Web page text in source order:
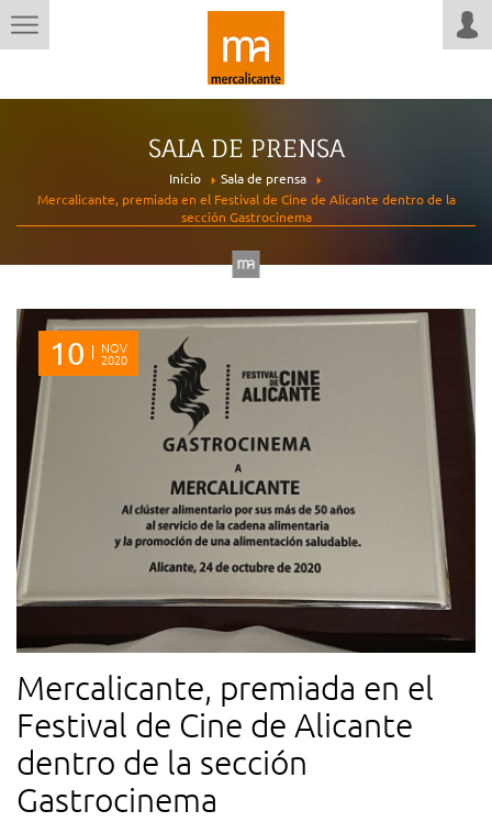
SALA DE PRENSA
Inicio
Sala de prensa
Mercalicante, premiada en el Festival de Cine de Alicante dentro de la
sección Gastrocinema
10 NOV
2020
Mercalicante, premiada en el
Festival de Cine de Alicante
dentro de la sección
Gastrocinema